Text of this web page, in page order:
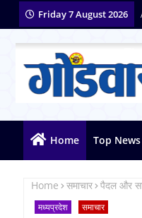
Friday 7 August 2026
Home Top News
Home समाचार पैदल और
मध्यप्रदेश समाचार